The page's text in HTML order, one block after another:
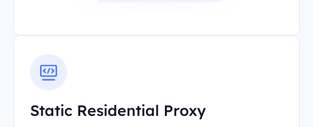
Static Residential Proxy